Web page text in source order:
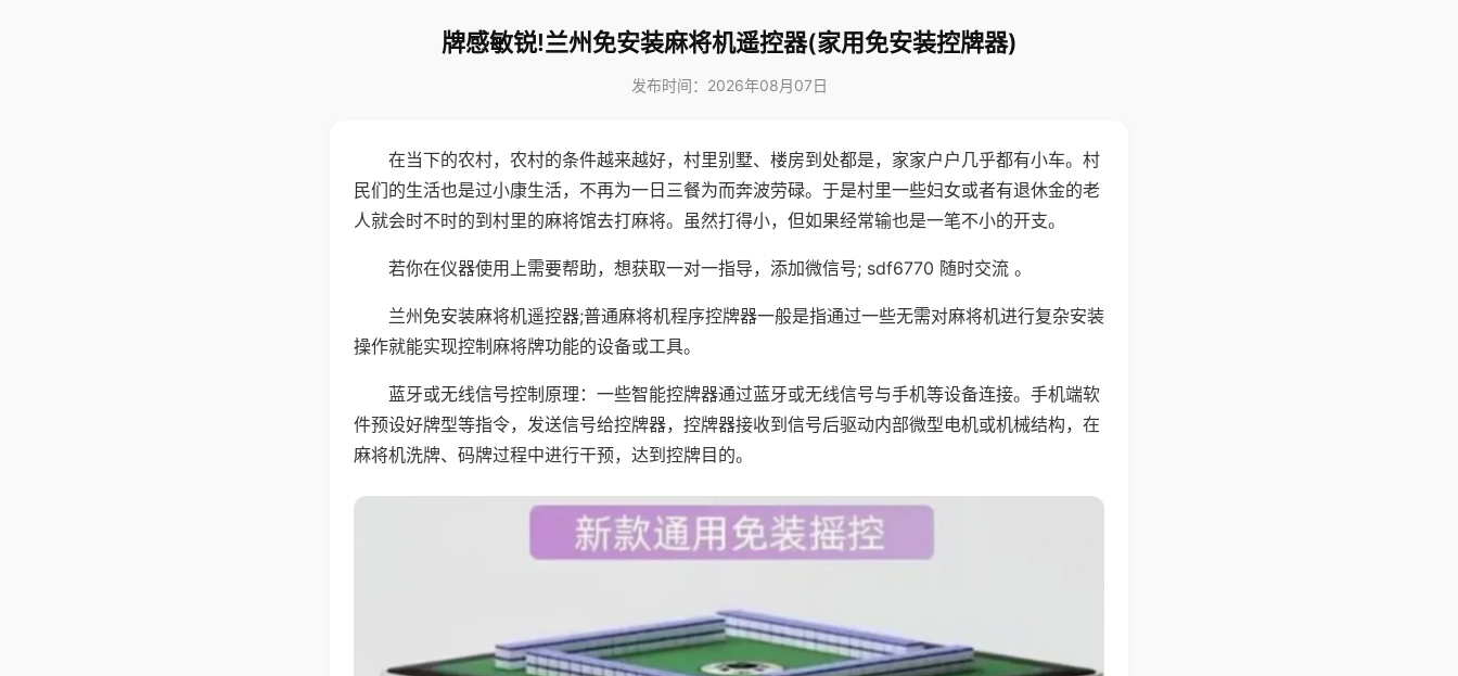
牌感敏锐!兰州免安装麻将机遥控器(家用免安装控牌器)
发布时间：2026年08月07日
在当下的农村，农村的条件越来越好，村里别墅、楼房到处都是，家家户户几乎都有小车。村
民们的生活也是过小康生活，不再为一日三餐为而奔波劳碌。于是村里一些妇女或者有退休金的老
人就会时不时的到村里的麻将馆去打麻将。虽然打得小，但如果经常输也是一笔不小的开支。
若你在仪器使用上需要帮助，想获取一对一指导，添加微信号; sdf6770 随时交流 。
兰州免安装麻将机遥控器;普通麻将机程序控牌器一般是指通过一些无需对麻将机进行复杂安装
操作就能实现控制麻将牌功能的设备或工具。
蓝牙或无线信号控制原理：一些智能控牌器通过蓝牙或无线信号与手机等设备连接。手机端软
件预设好牌型等指令，发送信号给控牌器，控牌器接收到信号后驱动内部微型电机或机械结构，在
麻将机洗牌、码牌过程中进行干预，达到控牌目的。